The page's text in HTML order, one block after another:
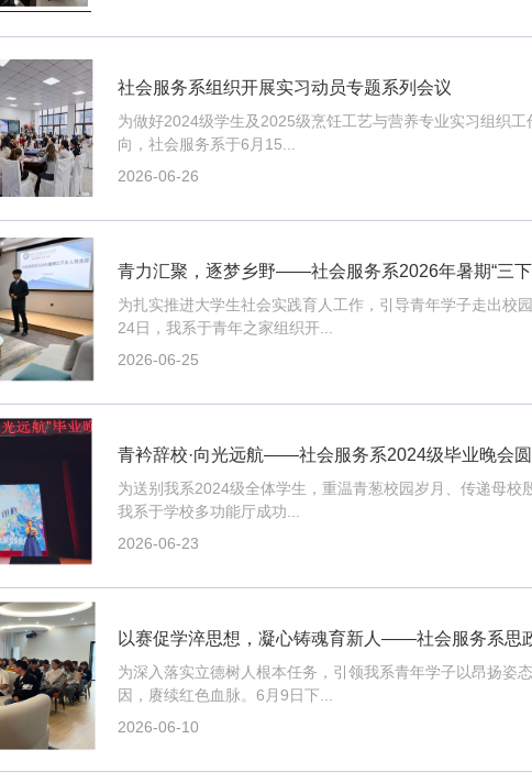
社会服务系组织开展实习动员专题系列会议
为做好2024级学生及2025级烹饪工艺与营养专业实习组织
向，社会服务系于6月15...
2026-06-26
青力汇聚，逐梦乡野——社会服务系2026年暑期“三
为扎实推进大学生社会实践育人工作，引导青年学子走出校
24日，我系于青年之家组织开...
2026-06-25
青衿辞校·向光远航——社会服务系2024级毕业晚会
为送别我系2024级全体学生，重温青葱校园岁月、传递母校
我系于学校多功能厅成功...
2026-06-23
以赛促学淬思想，凝心铸魂育新人——社会服务系思
为深入落实立德树人根本任务，引领我系青年学子以昂扬姿
因，赓续红色血脉。6月9日下...
2026-06-10